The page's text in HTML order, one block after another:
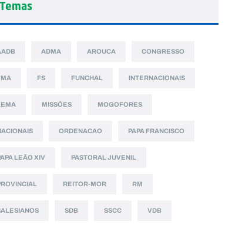
Temas
ADMA AROUCA CONGRESSO
FS FUNCHAL INTERNACIONAIS
MISSÕES MOGOFORES
ORDENACAO PAPA FRANCISCO
LEÃO XIV PASTORAL JUVENIL
REITOR-MOR RM
SDB SSCC VDB